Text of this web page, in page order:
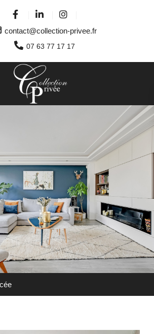
contact@collection-privee.fr
07 63 77 17 17